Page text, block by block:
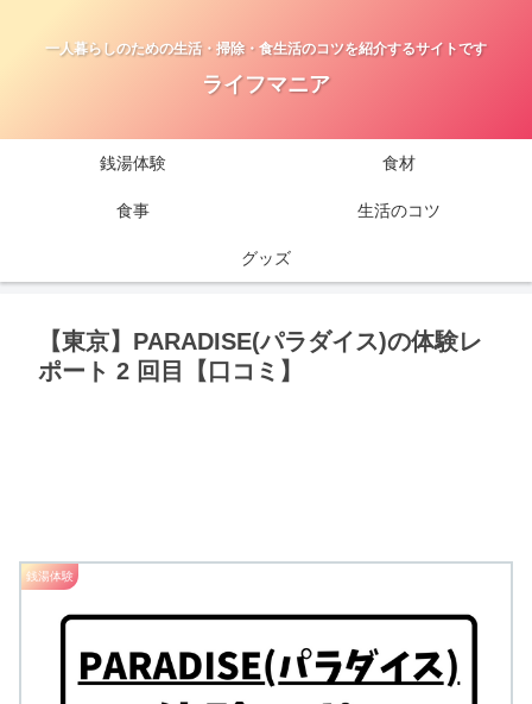
一人暮らしのための生活・掃除・食生活のコツを紹介するサイトです
ライフマニア
銭湯体験 食材
食事 生活のコツ
グッズ
【東京】PARADISE(パラダイス)の体験レ
ポート 2 回目【口コミ】
銭湯体験